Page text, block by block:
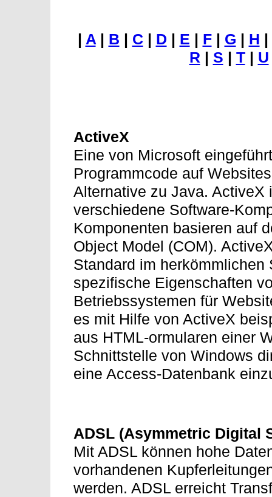
| A| B | C| D | E | F| G | H |
R | S | T| U
ActiveX
Eine von Microsoft
Programmcode auf
Alternative zu Java. ActiveX
verschiedene Software-
Komponenten basieren auf
Object Model (COM).
Standard im herkömmlichen
spezifische Eigenschaften
Betriebssystemen für
es mit Hilfe von ActiveX
aus HTML-ormularen einer
Schnittstelle von Windows
eine Access-Datenbank
ADSL (Asymmetric Digital
Mit ADSL können hohe
vorhandenen
werden. ADSL erreicht